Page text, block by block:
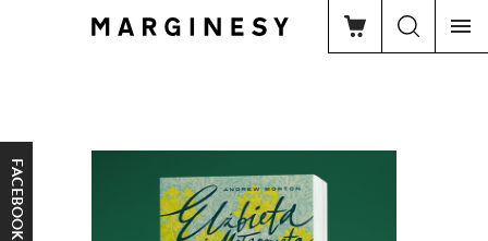
FACEBOOK